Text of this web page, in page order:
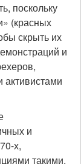
поскольку
(красных
скрыть их
и
и
х,
такими,